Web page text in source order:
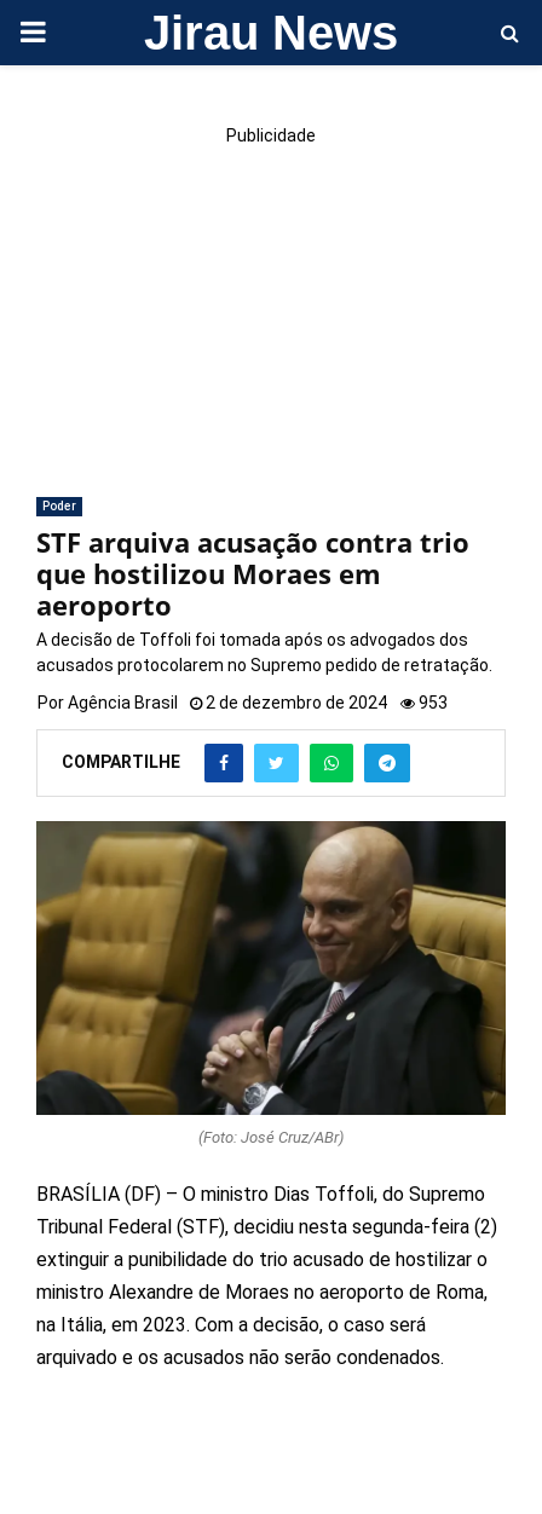
PRIMARY Jirau News
Publicidade
Poder
STF arquiva acusação contra trio
que hostilizou Moraes em
aeroporto
A decisão de Toffoli foi tomada após os advogados dos
acusados protocolarem no Supremo pedido de retratação.
PorAgência Brasil 2 de dezembro de 2024 953
COMPARTILHE
(Foto: José Cruz/ABr)
BRASÍLIA (DF) – O ministro Dias Toffoli, do Supremo
Tribunal Federal (STF), decidiu nesta segunda-feira (2)
extinguir a punibilidade do trio acusado de hostilizar o
ministro Alexandre de Moraes no aeroporto de Roma,
na Itália, em 2023. Com a decisão, o caso será
arquivado e os acusados não serão condenados.